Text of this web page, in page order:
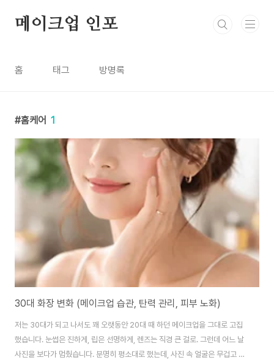
메이크업 인포
홈 태그 방명록
홈케어 1
30대 화장 변화 (메이크업 습관, 탄력 관리, 피부 노화)
저는 30대가 되고 나서도 꽤 오랫동안 20대 때 하던 메이크업을 그대로 고집
했습니다. 눈썹은 진하게, 립은 선명하게, 렌즈는 직경 큰 걸로. 그런데 어느 날
사진을 보다가 멈췄습니다. 분명히 평소대로 했는데, 사진 속 얼굴은 무겁고 답